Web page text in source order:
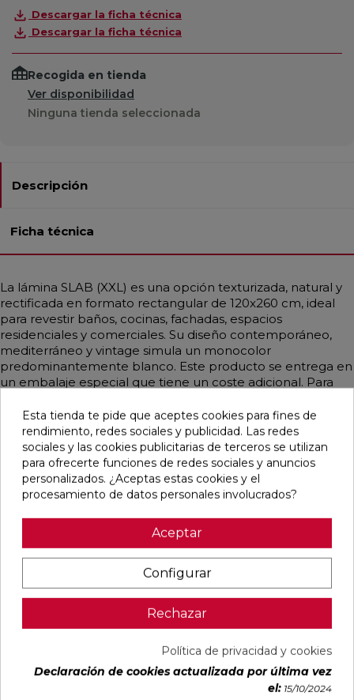
Descargar la ficha técnica
Descargar la ficha técnica
Recogida en tienda
Ver disponibilidad
Ninguna tienda seleccionada
Descripción
Ficha técnica
La lámina SLAB (XXL) es una opción texturizada, natural y
rectificada en formato rectangular de 120x260 cm, ideal
para revestir baños, cocinas, fachadas, espacios
residenciales y comerciales. Su diseño contemporáneo,
mediterráneo y vintage simula un monocolor
predominantemente blanco. Este producto se entrega en
un embalaje especial que tiene un coste adicional. Para
Pensamos que te puede interesar
BLANCO
NATURAL
PVP
favorite
BLANCO
PULIDO
RECTIFICADO
PVP
favorite
IMPULSE
WHITE MATE
31,6X100
RECTIFICADO
91080301
PVP
favorite
AUSTRAL
BLANCO
91086600
PVP
25,29 €
favorite
Esta tienda te pide que aceptes cookies para fines de
rendimiento, redes sociales y publicidad. Las redes
sociales y las cookies publicitarias de terceros se utilizan
para ofrecerte funciones de redes sociales y anuncios
personalizados. ¿Aceptas estas cookies y el
procesamiento de datos personales involucrados?
Aceptar
Configurar
Rechazar
Política de privacidad y cookies
Declaración de cookies actualizada por última vez
el: 15/10/2024